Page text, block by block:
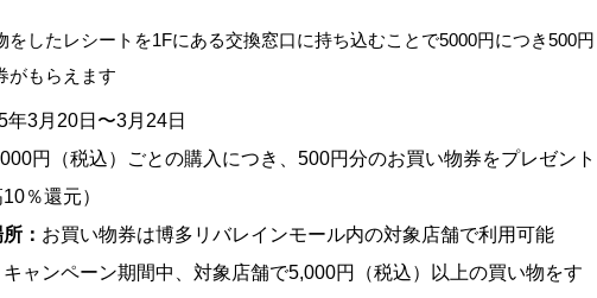
をしたレシートを1Fにある交換窓口に持ち込むことで5000円につき500円
がもらえます
年3月20日〜3月24日
円（税込）ごとの購入につき、500円分のお買い物券をプレゼント
％還元）
： お買い物券は博多リバレインモール内の対象店舗で利用可能
キャンペーン期間中、対象店舗で5,000円（税込）以上の買い物をす